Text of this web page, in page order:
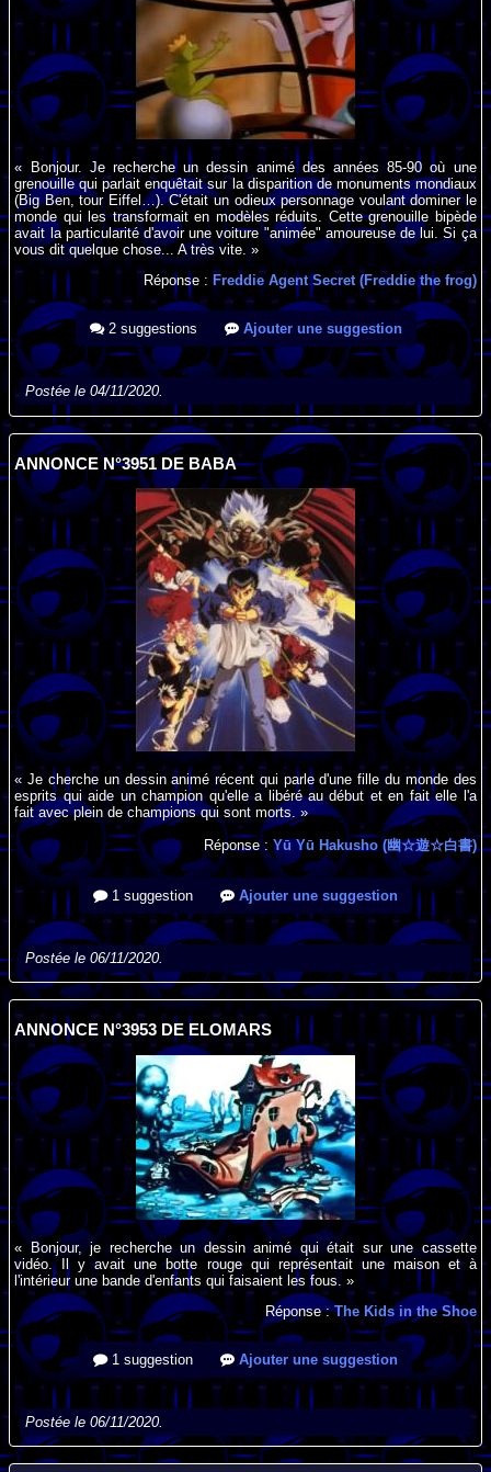
« Bonjour. Je recherche un dessin animé des années 85-90 où une
grenouille qui parlait enquêtait sur la disparition de monuments mondiaux
(Big Ben, tour Eiffel…). C'était un odieux personnage voulant dominer le
monde qui les transformait en modèles réduits. Cette grenouille bipède
avait la particularité d'avoir une voiture "animée" amoureuse de lui. Si ça
vous dit quelque chose... A très vite. »
Réponse : Freddie Agent Secret (Freddie the frog)
2 suggestions Ajouter une suggestion
Postée le 04/11/2020.
ANNONCE N°3951 DE BABA
« Je cherche un dessin animé récent qui parle d'une fille du monde des
esprits qui aide un champion qu'elle a libéré au début et en fait elle l'a
fait avec plein de champions qui sont morts. »
Réponse : Yū Yū Hakusho (幽☆遊☆白書)
1 suggestion Ajouter une suggestion
Postée le 06/11/2020.
ANNONCE N°3953 DE ELOMARS
« Bonjour, je recherche un dessin animé qui était sur une cassette
vidéo. Il y avait une botte rouge qui représentait une maison et à
l'intérieur une bande d'enfants qui faisaient les fous. »
Réponse :The Kids in the Shoe
1 suggestion Ajouter une suggestion
Postée le 06/11/2020.